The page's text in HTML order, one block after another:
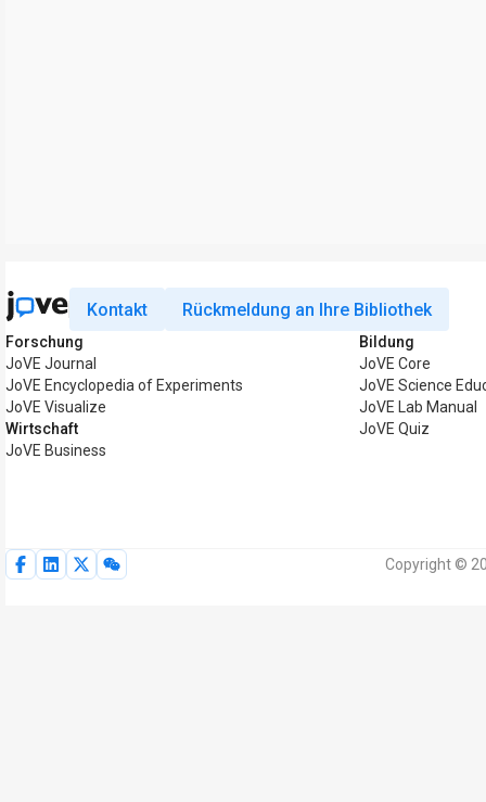
Kontakt Rückmeldung an Ihre Bibliothek
Forschung
JoVE Journal
JoVE Encyclopedia of Experiments
JoVE Visualize
Wirtschaft
JoVE Business
Bildung
JoVE Core
JoVE Science
JoVE Lab Manual
JoVE Quiz
Copyright ©